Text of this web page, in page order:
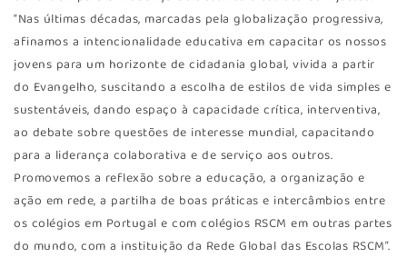
“Nas últimas décadas, marcadas pela globalização progressiva,
afinamos a intencionalidade educativa em capacitar os nossos
jovens para um horizonte de cidadania global, vivida a partir
do Evangelho, suscitando a escolha de estilos de vida simples e
sustentáveis, dando espaço à capacidade crítica, interventiva,
ao debate sobre questões de interesse mundial, capacitando
para a liderança colaborativa e de serviço aos outros.
Promovemos a reflexão sobre a educação, a organização e
ação em rede, a partilha de boas práticas e intercâmbios entre
os colégios em Portugal e com colégios RSCM em outras partes
do mundo, com a instituição da Rede Global das Escolas RSCM”.